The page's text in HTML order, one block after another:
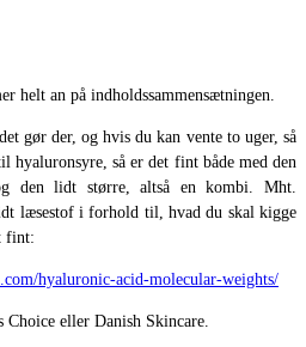
helt an på indholdssammensætningen.
gør der, og hvis du kan vente to uger, så
så er det fint både med den
den lidt større, altså en kombi. Mht.
læsestof i forhold til, hvad du skal kigge
fint:
hyaluronic-acid-molecular-weights/
Choice eller Danish Skincare.